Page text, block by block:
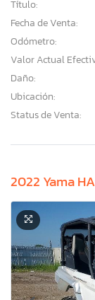
Título:
Fecha de Venta:
Odómetro:
Valor Actual
Daño:
Ubicación:
Status de Venta:
2022 Yama